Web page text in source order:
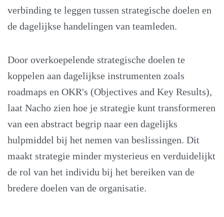
verbinding te leggen tussen strategische doelen en
de dagelijkse handelingen van teamleden.
Door overkoepelende strategische doelen te
koppelen aan dagelijkse instrumenten zoals
roadmaps en OKR's (Objectives and Key Results),
laat Nacho zien hoe je strategie kunt transformeren
van een abstract begrip naar een dagelijks
hulpmiddel bij het nemen van beslissingen. Dit
maakt strategie minder mysterieus en verduidelijkt
de rol van het individu bij het bereiken van de
bredere doelen van de organisatie.